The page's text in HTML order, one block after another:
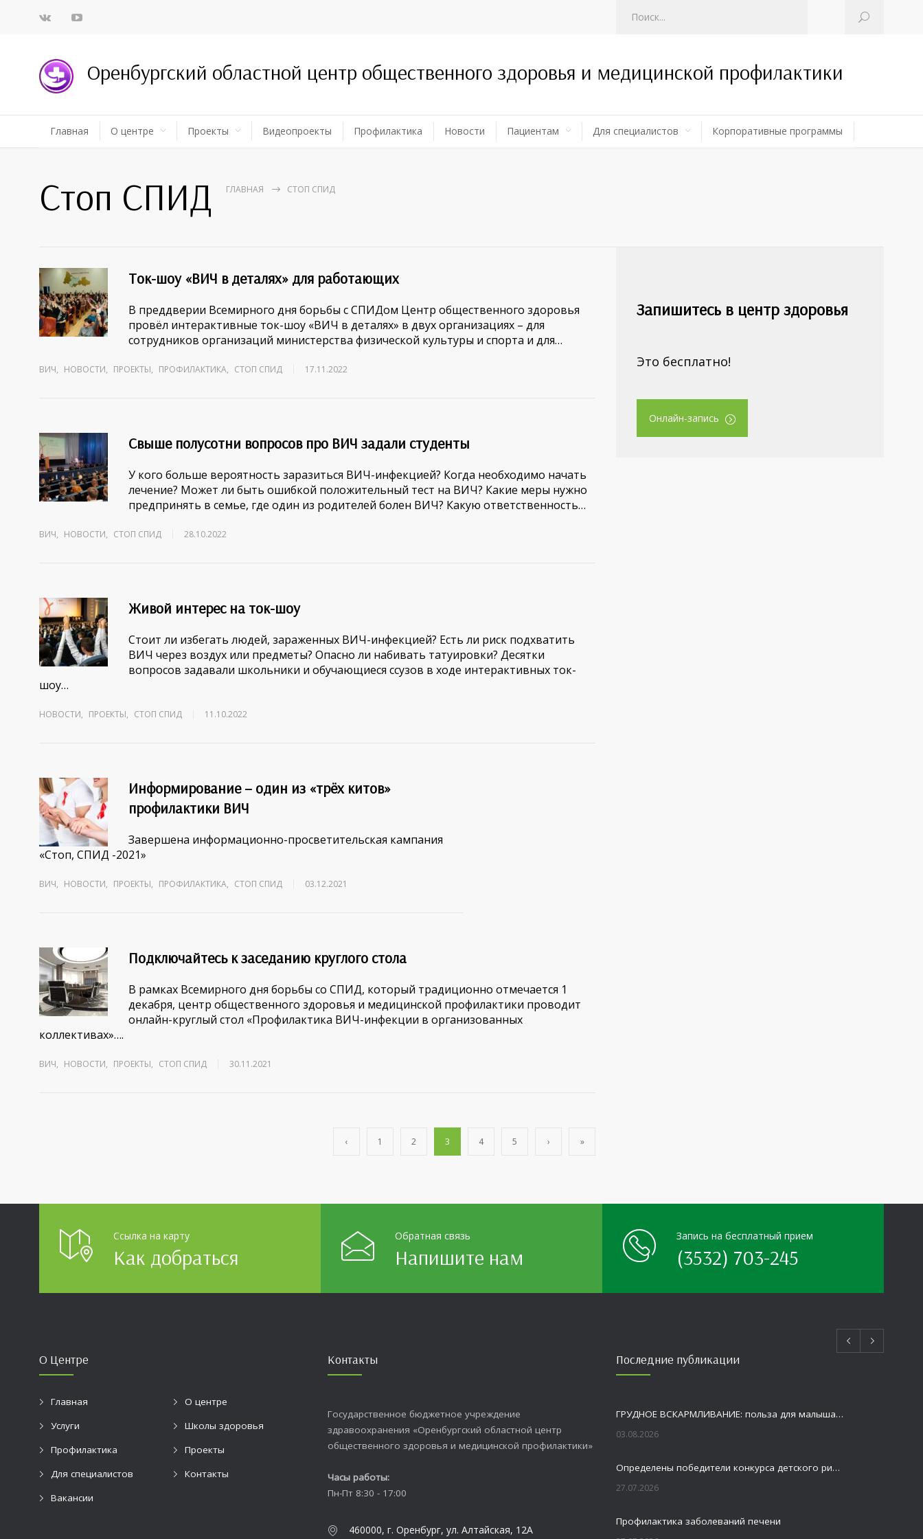
Оренбургский областной центр общественного здоровья и медицинской профилактики
Главная О центре Проекты Видеопроекты Профилактика Новости Пациентам Для специалистов Корпоративные программы
Стоп СПИД ГЛАВНАЯ СТОП СПИД
Ток-шоу «ВИЧ в деталях» для работающих
В преддверии Всемирного дня борьбы с СПИДом Центр общественного здоровья
провёл интерактивные ток-шоу «ВИЧ в деталях» в двух организациях – для
сотрудников организаций министерства физической культуры и спорта и для…
ВИЧ, НОВОСТИ, ПРОЕКТЫ, ПРОФИЛАКТИКА, СТОП СПИД 17.11.2022
Свыше полусотни вопросов про ВИЧ задали студенты
У кого больше вероятность заразиться ВИЧ-инфекцией? Когда необходимо начать
лечение? Может ли быть ошибкой положительный тест на ВИЧ? Какие меры нужно
предпринять в семье, где один из родителей болен ВИЧ? Какую ответственность…
ВИЧ, НОВОСТИ, СТОП СПИД 28.10.2022
Живой интерес на ток-шоу
Стоит ли избегать людей, зараженных ВИЧ-инфекцией? Есть ли риск подхватить
ВИЧ через воздух или предметы? Опасно ли набивать татуировки? Десятки
вопросов задавали школьники и обучающиеся ссузов в ходе интерактивных ток-
шоу…
НОВОСТИ, ПРОЕКТЫ, СТОП СПИД 11.10.2022
Информирование – один из «трёх китов»
профилактики ВИЧ
Завершена информационно-просветительская кампания
«Стоп, СПИД -2021»
ВИЧ, НОВОСТИ, ПРОЕКТЫ, ПРОФИЛАКТИКА, СТОП СПИД 03.12.2021
Подключайтесь к заседанию круглого стола
В рамках Всемирного дня борьбы со СПИД, который традиционно отмечается 1
декабря, центр общественного здоровья и медицинской профилактики проводит
онлайн-круглый стол «Профилактика ВИЧ-инфекции в организованных
коллективах»….
ВИЧ, НОВОСТИ, ПРОЕКТЫ, СТОП СПИД 30.11.2021
‹ 1 2 3 4 5 › »
Запишитесь в центр здоровья
Это бесплатно!
Онлайн-запись
Ссылка на карту
Как добраться
Обратная связь
Напишите нам
Запись на бесплатный прием
(3532) 703-245
О Центре
Главная
О центре
Услуги
Школы здоровья
Профилактика
Проекты
Для специалистов
Контакты
Вакансии
Контакты
Государственное бюджетное учреждение
здравоохранения «Оренбургский областной центр
общественного здоровья и медицинской профилактики»
Часы работы:
Пн-Пт 8:30 - 17:00
460000, г. Оренбург, ул. Алтайская, 12А
Последние публикации
ГРУДНОЕ ВСКАРМЛИВАНИЕ: польза для малыша и мамы
03.08.2026
Определены победители конкурса детского рисунка «Я шагаю по Оренбуржью»
27.07.2026
Профилактика заболеваний печени